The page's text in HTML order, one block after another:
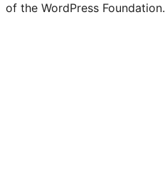
of the WordPress Foundation.